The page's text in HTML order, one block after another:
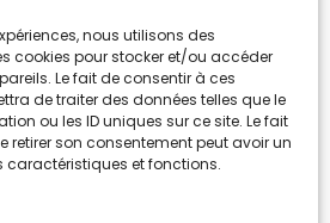
nous utilisons des
cookies pour stocker et/ou accéder
Le fait de consentir à ces
de traiter des données telles que le
ou les ID uniques sur ce site. Le fait
retirer son consentement peut avoir un
caractéristiques et fonctions.